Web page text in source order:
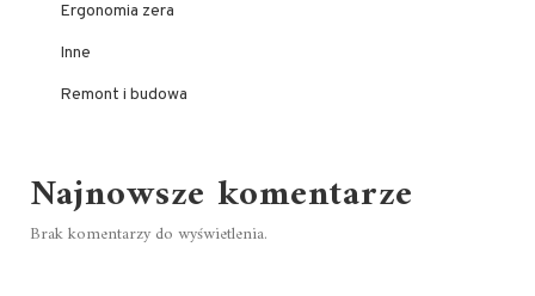
Ergonomia zera
Inne
Remont i budowa
Najnowsze komentarze
Brak komentarzy do wyświetlenia.